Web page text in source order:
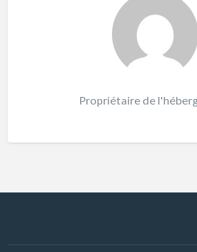
Propriétaire de